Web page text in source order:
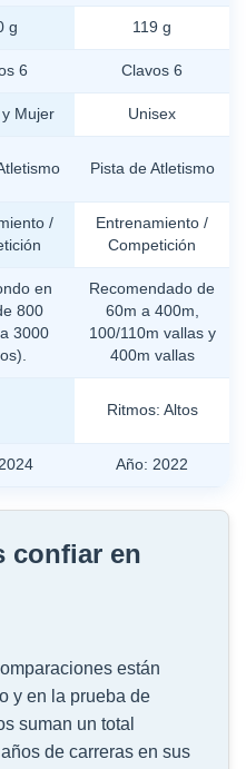
g 119 g
6 Clavos 6
Mujer Unisex
Pista de Atletismo
/
Entrenamiento /
Competición
en
800
3000
Recomendado de
60m a 400m,
100/110m vallas y
400m vallas
Ritmos: Altos
Año: 2022
confiar en
están
y en la prueba de
suman un total
de carreras en sus